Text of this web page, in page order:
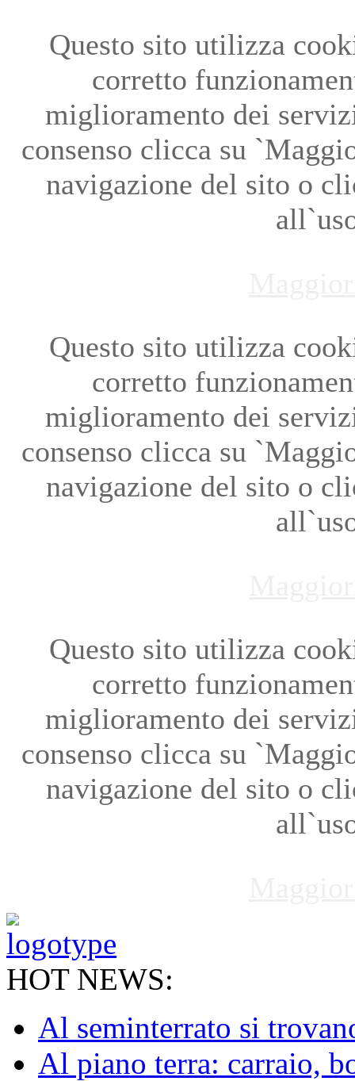
Questo sito utilizza
corretto
miglioramento dei
consenso clicca su
navigazione del sito o
Questo sito utilizza
corretto
miglioramento dei
consenso clicca su
navigazione del sito o
Questo sito utilizza
corretto
miglioramento dei
consenso clicca su
navigazione del sito o
HOT NEWS:
Al seminterrato si
Al piano terra: carraio,